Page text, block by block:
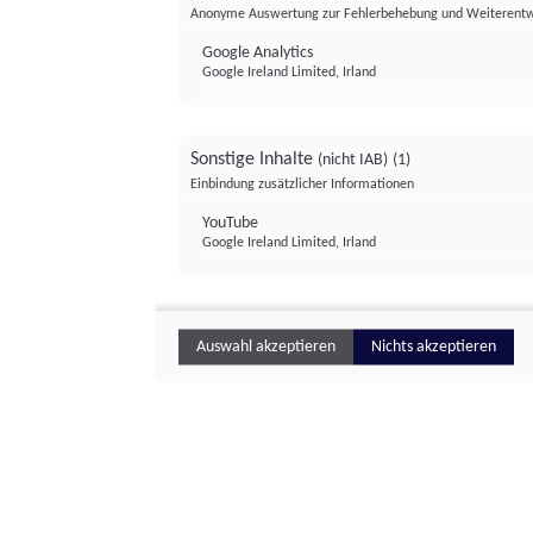
Anonyme Auswertung zur Fehlerbehebung und
Google Analytics
Google Ireland Limited, Irland
Sonstige Inhalte (nicht IAB) (1)
Einbindung zusätzlicher Informationen
YouTube
Google Ireland Limited, Irland
Auswahl akzeptieren Nichts akzeptieren